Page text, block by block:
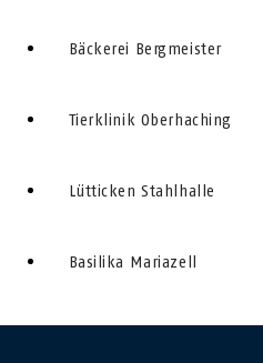
Bäckerei Bergmeister
Tierklinik Oberhaching
Lütticken Stahlhalle
Basilika Mariazell